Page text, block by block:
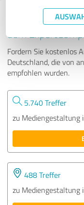
Tipp: Die
dem
Fordern Sie kostenlos
Deutschland, die von
empfohlen wurden.
5.740 Treffer
zu Mediengestaltung
488 Treffer
zu Mediengestaltung